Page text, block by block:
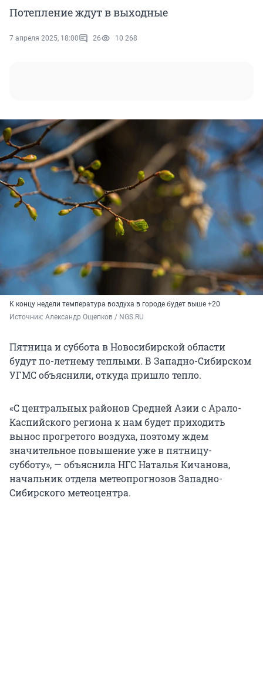
Потепление ждут в выходные
7 апреля 2025, 18:00 26 10 268
К концу недели температура воздуха в городе будет выше +20
Источник: Александр Ощепков / NGS.RU
Пятница и суббота в Новосибирской области
будут по-летнему теплыми. В Западно-Сибирском
УГМС объяснили, откуда пришло тепло.
«С центральных районов Средней Азии с Арало-
Каспийского региона к нам будет приходить
вынос прогретого воздуха, поэтому ждем
значительное повышение уже в пятницу-
субботу», — объяснила НГС Наталья Кичанова,
начальник отдела метеопрогнозов Западно-
Сибирского метеоцентра.